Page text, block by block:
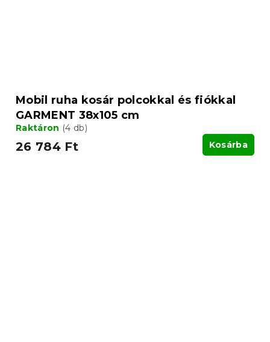
Mobil ruha kosár polcokkal és fiókkal
GARMENT 38x105 cm
Raktáron (4 db)
26 784 Ft Kosárba